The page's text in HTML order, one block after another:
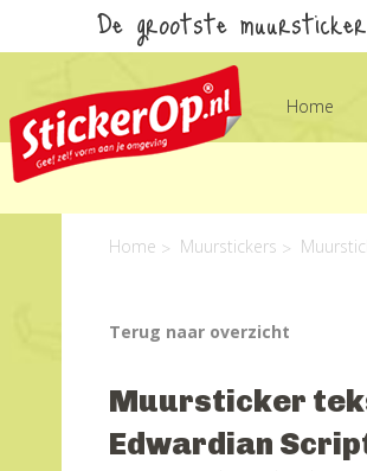
De grootste
Home
Home Muurstickers
Terug naar overzicht
Muursticker
Edwardian